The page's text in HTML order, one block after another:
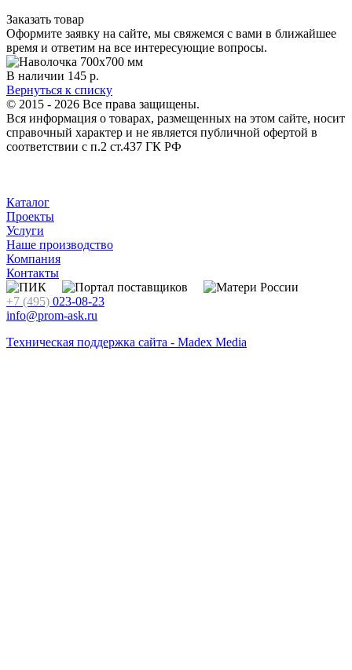
Заказать товар
Оформите заявку на сайте, мы свяжемся с вами в ближайшее
время и ответим на все интересующие вопросы.
В наличии 145 р.
Вернуться к списку
© 2015 - 2026 Все права защищены.
Вся информация о товарах, размещенных на этом сайте, носит
справочный характер и не является публичной офертой в
соответствии с п.2 ст.437 ГК РФ
Каталог
Проекты
Услуги
Наше производство
Компания
Контакты
+7 (495) 023-08-23
info@prom-ask.ru
Техническая поддержка сайта - Madex Media